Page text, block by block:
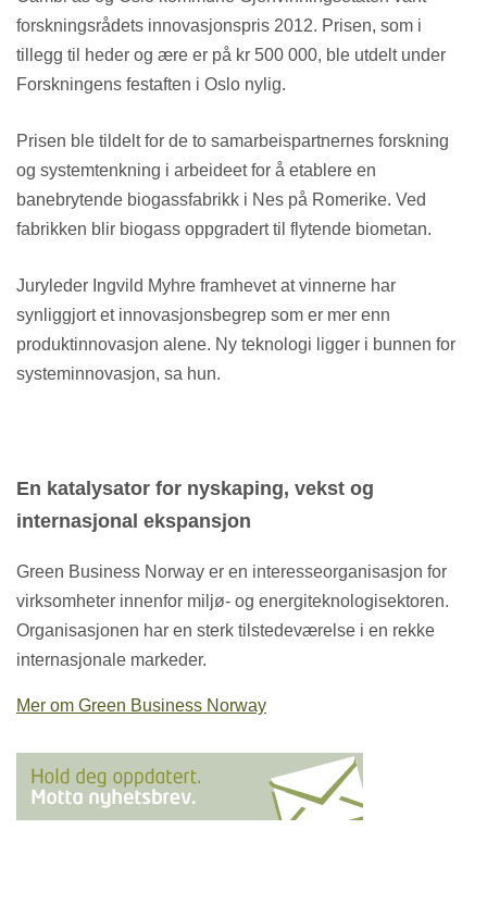
forskningsrådets innovasjonspris 2012. Prisen, som i
tillegg til heder og ære er på kr 500 000, ble utdelt under
Forskningens festaften i Oslo nylig.
Prisen ble tildelt for de to samarbeispartnernes forskning
og systemtenkning i arbeideet for å etablere en
banebrytende biogassfabrikk i Nes på Romerike. Ved
fabrikken blir biogass oppgradert til flytende biometan.
Juryleder Ingvild Myhre framhevet at vinnerne har
synliggjort et innovasjonsbegrep som er mer enn
produktinnovasjon alene. Ny teknologi ligger i bunnen for
systeminnovasjon, sa hun.
En katalysator for nyskaping, vekst og
internasjonal ekspansjon
Green Business Norway er en interesseorganisasjon for
virksomheter innenfor miljø- og energiteknologisektoren.
Organisasjonen har en sterk tilstedeværelse i en rekke
internasjonale markeder.
Mer om Green Business Norway